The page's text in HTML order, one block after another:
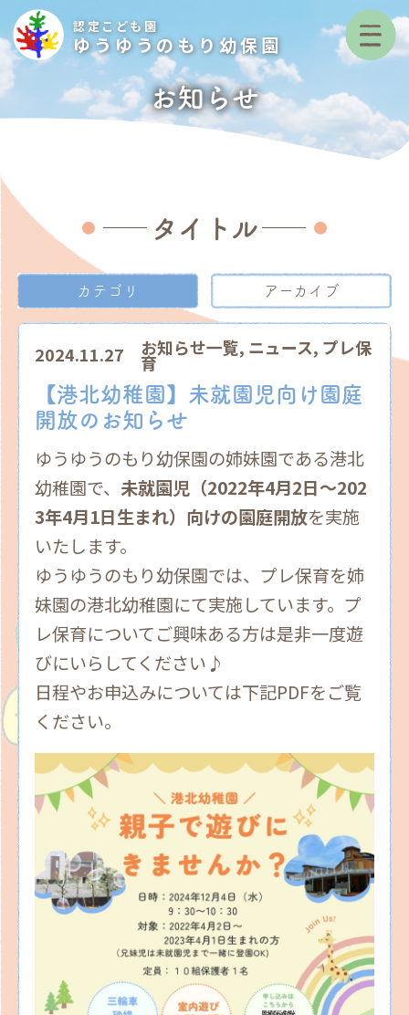
認定こども園
ゆうゆうのもり幼保園
お知らせ
タイトル
カテゴリ アーカイブ
2024.11.27 お知らせ一覧, ニュース, プレ保
育
【港北幼稚園】未就園児向け園庭
開放のお知らせ
ゆうゆうのもり幼保園の姉妹園である港北
幼稚園で、 未就園児（2022年4月2日～202
3年4月1日生まれ）向けの園庭開放を実施
いたします。
ゆうゆうのもり幼保園では、プレ保育を姉
妹園の港北幼稚園にて実施しています。プ
レ保育についてご興味ある方は是非一度遊
びにいらしてください♪
日程やお申込みについては下記PDFをご覧
ください。